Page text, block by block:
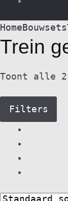
HomeBouwsets
Trein
Toont alle
Filters